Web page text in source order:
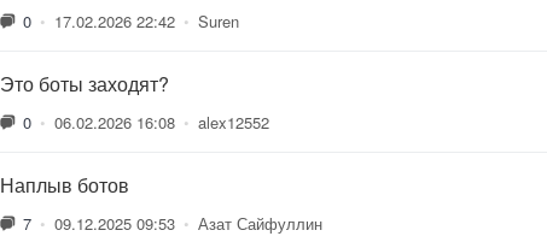
0 • 17.02.2026 22:42 • Suren
Это боты заходят?
0 • 06.02.2026 16:08 • alex12552
Наплыв ботов
7 • 09.12.2025 09:53 • Азат Сайфуллин